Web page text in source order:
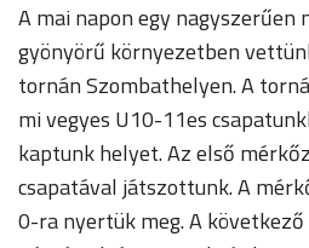
A mai napon egy nagyszerűen
gyönyörű környezetben
tornán Szombathelyen. A
mi vegyes U10-11es
kaptunk helyet. Az első
csapatával játszottunk. A
0-ra nyertük meg. A